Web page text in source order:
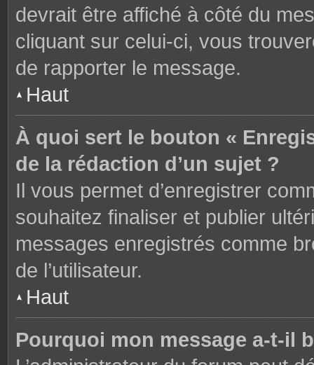
devrait être affiché à côté du
cliquant sur celui-ci, vous
de rapporter le message.
Haut
À quoi sert le bouton «
de la rédaction d’un sujet ?
Il vous permet d’enregistrer
souhaitez finaliser et publier
messages enregistrés comme
de l’utilisateur.
Haut
Pourquoi mon message a-t-il